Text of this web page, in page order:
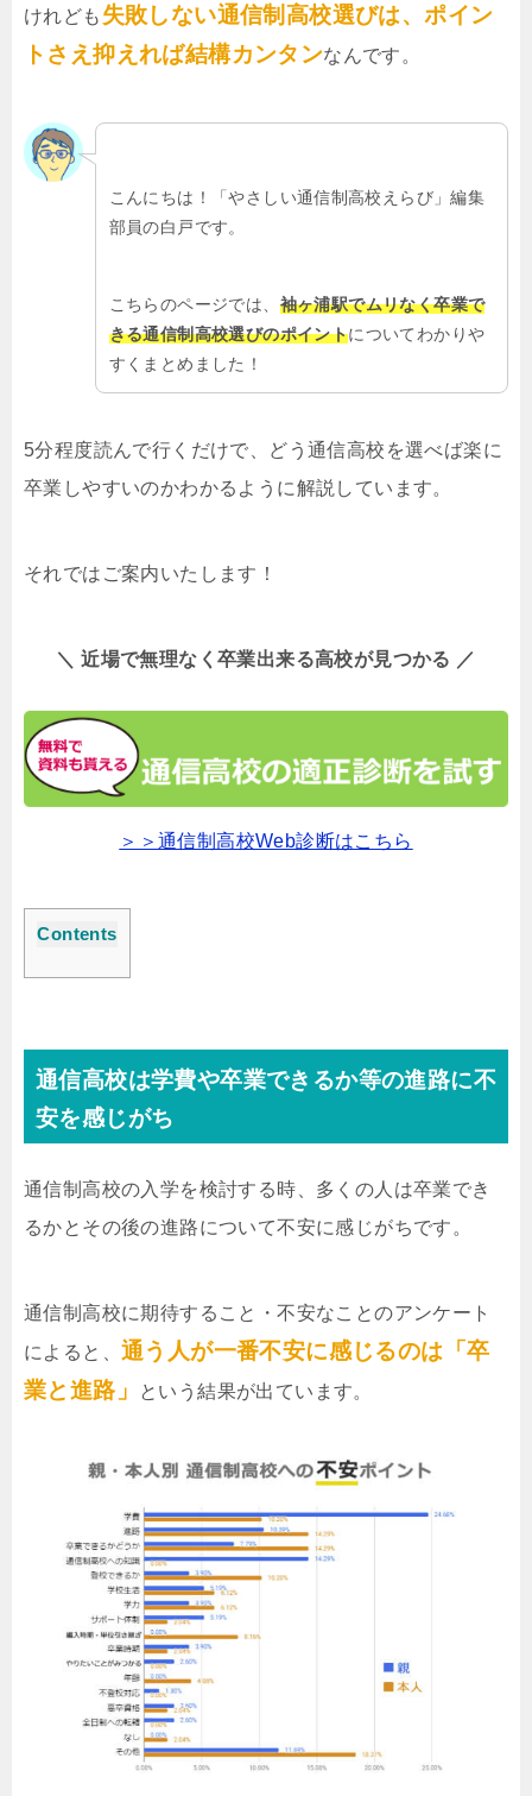
けれども 失敗しない通信制高校選びは、ポイン
トさえ抑えれば結構カンタンなんです。
こんにちは！「やさしい通信制高校えらび」編集
部員の白戸です。
こちらのページでは、 袖ヶ浦駅でムリなく卒業で
きる通信制高校選びのポイントについてわかりや
すくまとめました！
5分程度読んで行くだけで、どう通信高校を選べば楽に
卒業しやすいのかわかるように解説しています。
それではご案内いたします！
＼ 近場で無理なく卒業出来る高校が見つかる ／
＞＞通信制高校Web診断はこちら
Contents
通信高校は学費や卒業できるか等の進路に不
安を感じがち
通信制高校の入学を検討する時、多くの人は卒業でき
るかとその後の進路について不安に感じがちです。
通信制高校に期待すること・不安なことのアンケート
によると、 通う人が一番不安に感じるのは「卒
業と進路」
という結果が出ています。